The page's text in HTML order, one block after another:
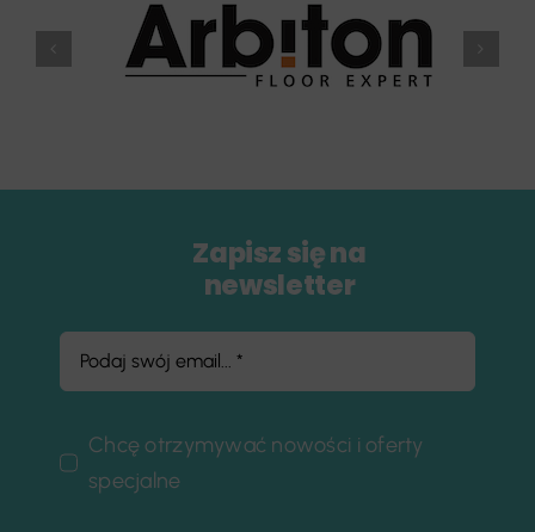
Zapisz się na
newsletter
Chcę otrzymywać nowości i oferty
specjalne